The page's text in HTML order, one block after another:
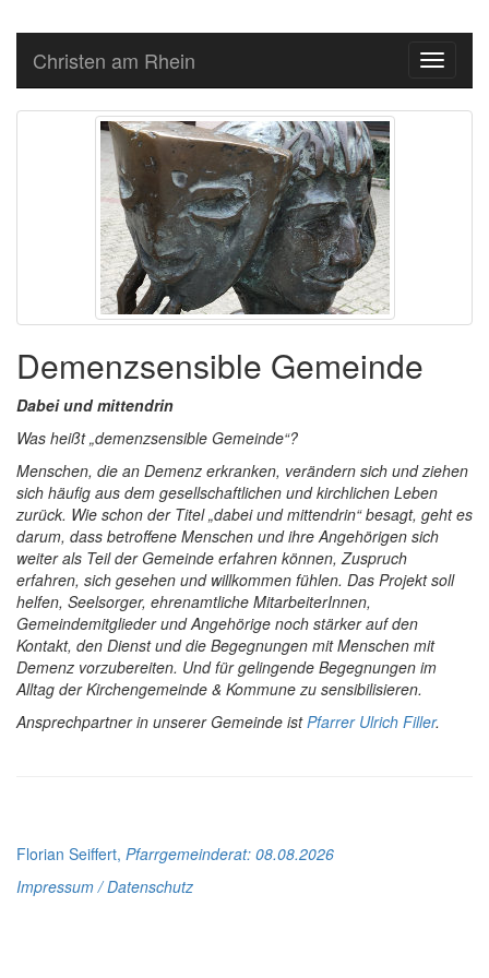
Toggle
Christen am Rhein
Demenzsensible Gemeinde
Dabei und mittendrin
Was heißt „demenzsensible Gemeinde“?
Menschen, die an Demenz erkranken, verändern sich und ziehen
sich häufig aus dem gesellschaftlichen und kirchlichen Leben
zurück. Wie schon der Titel „dabei und mittendrin“ besagt, geht es
darum, dass betroffene Menschen und ihre Angehörigen sich
weiter als Teil der Gemeinde erfahren können, Zuspruch
erfahren, sich gesehen und willkommen fühlen. Das Projekt soll
helfen, Seelsorger, ehrenamtliche MitarbeiterInnen,
Gemeindemitglieder und Angehörige noch stärker auf den
Kontakt, den Dienst und die Begegnungen mit Menschen mit
Demenz vorzubereiten. Und für gelingende Begegnungen im
Alltag der Kirchengemeinde & Kommune zu sensibilisieren.
Ansprechpartner in unserer Gemeinde istPfarrer Ulrich Filler.
Florian Seiffert, Pfarrgemeinderat: 08.08.2026
Impressum / Datenschutz